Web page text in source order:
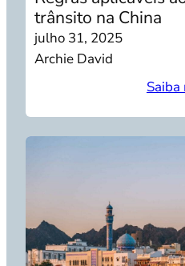
trânsito na China
julho 31, 2025
Archie David
Saiba